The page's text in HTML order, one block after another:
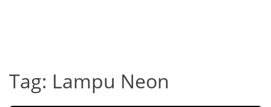
Tag: Lampu Neon